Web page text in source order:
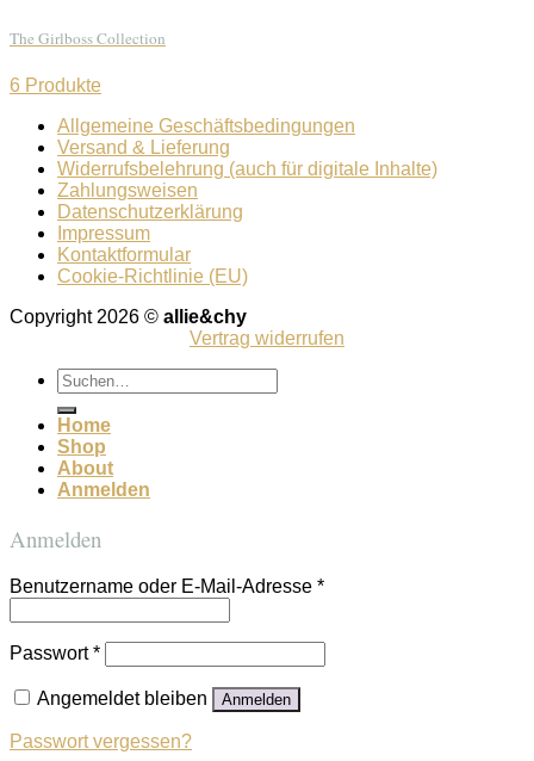
The Girlboss Collection
6 Produkte
Allgemeine Geschäftsbedingungen
Versand & Lieferung
Widerrufsbelehrung (auch für digitale Inhalte)
Zahlungsweisen
Datenschutzerklärung
Impressum
Kontaktformular
Cookie-Richtlinie (EU)
Copyright 2026 © allie&chy
Vertrag widerrufen
Suchen
nach:
Home
Shop
About
Anmelden
Anmelden
Benutzername oder E-Mail-Adresse *
Passwort*
Angemeldet bleiben Anmelden
Passwort vergessen?